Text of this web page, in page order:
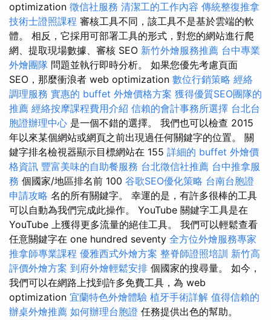
optimization 徵信社服務 清潔工的工作內容 傳統整復推拿
技術士證照課程 審核工具不同，該工具不是基於雲端的軟
體。 相反，它採用可部署工具的形式，對您的網站進行爬
網、提取現場數據、審核 SEO 新竹外燴服務推薦 台中專業
外燴團隊 問題並執行即時分析。 如果您優先考慮頁面
SEO，那麼衝浪者 web optimization 數位行銷策略 經絡
調理服務 實惠的 buffet 外燴價格方案 獲得優質SEO團隊的
推薦 經絡按摩課程費用介紹 信賴的會計事務所選擇 台北台
胞證辦理中心 是一個不錯的選擇。 我們也可以檢查 2015
年以來某個網站或網頁之前出現過任何關鍵字的位置。 關
鍵字排名檢視器顯示目標網站在 155 詳細的 buffet 外燴價
格資訊 豐富美味的自助餐服務 台北徵信社推薦 台中推拿服
務 個國家/地區排名前 100 谷歌SEO優化策略 台南台胞證
申請攻略 名的所有關鍵字。 幸運的是，有許多很棒的工具
可以自動為我們完成此操作。 YouTube 關鍵字工具是在
YouTube 上獲得更多流量的絕佳工具。 我們可以輕鬆查看
任意關鍵字在 one hundred seventy 全方位外燴服務專家
推拿師專業課程 優雅西式外燴方案 整脊師證照培訓 新竹高
評價外燴方案 到府外燴輕鬆安排 個國家的搜尋量。 如今，
我們可以在網路上找到許多免費工具，為 web
optimization 宜蘭特色外燴體驗 植牙手術詳解 值得信賴的
辦桌外燴推薦 如何辦理台胞證 任務提供出色的幫助。